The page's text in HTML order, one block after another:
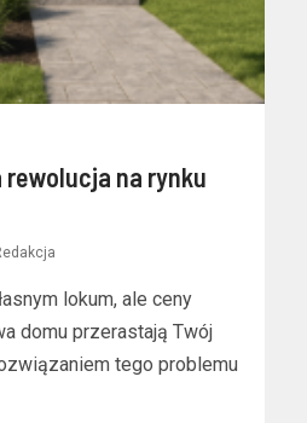
rewolucja na rynku
lokum, ale ceny
domu przerastają Twój
tego problemu